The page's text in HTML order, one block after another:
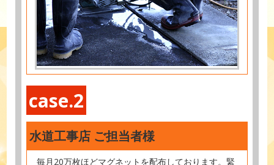
case.2
水道工事店 ご担当者様
毎月20万枚ほどマグネットを配布しております。緊